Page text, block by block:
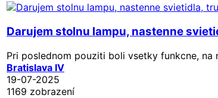
Darujem stolnu lampu, nastenne
Pri poslednom pouziti boli vsetky funkcne,
Bratislava IV
19-07-2025
1169 zobrazení